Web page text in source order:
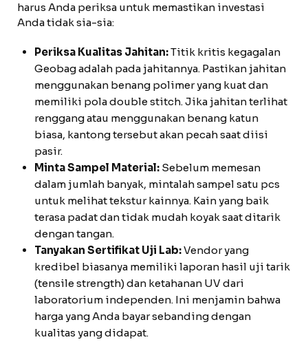
harus Anda periksa untuk memastikan investasi
Anda tidak sia-sia:
Periksa Kualitas Jahitan:Titik kritis kegagalan
Geobag adalah pada jahitannya. Pastikan jahitan
menggunakan benang polimer yang kuat dan
memiliki pola double stitch. Jika jahitan terlihat
renggang atau menggunakan benang katun
biasa, kantong tersebut akan pecah saat diisi
pasir.
Minta Sampel Material: Sebelum memesan
dalam jumlah banyak, mintalah sampel satu pcs
untuk melihat tekstur kainnya. Kain yang baik
terasa padat dan tidak mudah koyak saat ditarik
dengan tangan.
Tanyakan Sertifikat Uji Lab:Vendor yang
kredibel biasanya memiliki laporan hasil uji tarik
(tensile strength) dan ketahanan UV dari
laboratorium independen. Ini menjamin bahwa
harga yang Anda bayar sebanding dengan
kualitas yang didapat.